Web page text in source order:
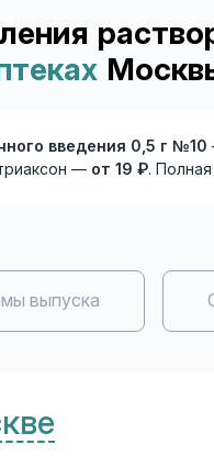
введения 0,5 г №10
— от 19 ₽.
выпуска